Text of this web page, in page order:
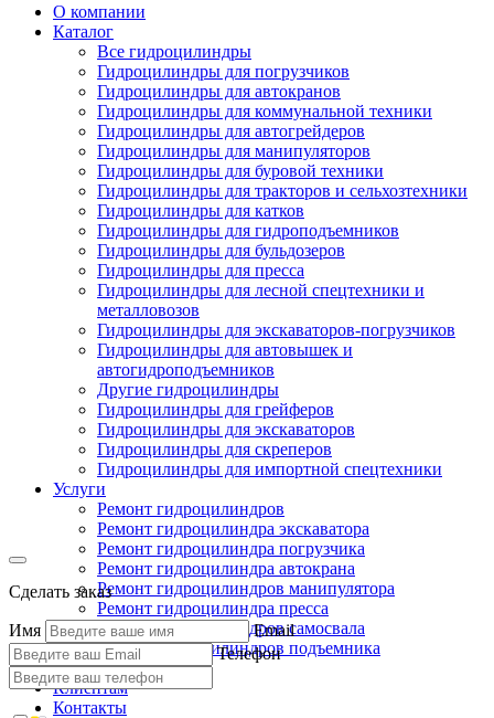
О компании
Каталог
Все гидроцилиндры
Гидроцилиндры для погрузчиков
Гидроцилиндры для автокранов
Гидроцилиндры для коммунальной техники
Гидроцилиндры для автогрейдеров
Гидроцилиндры для манипуляторов
Гидроцилиндры для буровой техники
Гидроцилиндры для тракторов и сельхозтехники
Гидроцилиндры для катков
Гидроцилиндры для гидроподъемников
Гидроцилиндры для бульдозеров
Гидроцилиндры для пресса
Гидроцилиндры для лесной спецтехники и
металловозов
Гидроцилиндры для экскаваторов-погрузчиков
Гидроцилиндры для автовышек и
автогидроподъемников
Другие гидроцилиндры
Гидроцилиндры для грейферов
Гидроцилиндры для экскаваторов
Гидроцилиндры для скреперов
Гидроцилиндры для импортной спецтехники
Услуги
Ремонт гидроцилиндров
Ремонт гидроцилиндра экскаватора
Ремонт гидроцилиндра погрузчика
Ремонт гидроцилиндра автокрана
Ремонт гидроцилиндров манипулятора
Ремонт гидроцилиндра пресса
Ремонт гидроцилиндров самосвала
Ремонт гидроцилиндров подъемника
Производство
Клиентам
Контакты
Сделать заказ
Имя
Email
Телефон